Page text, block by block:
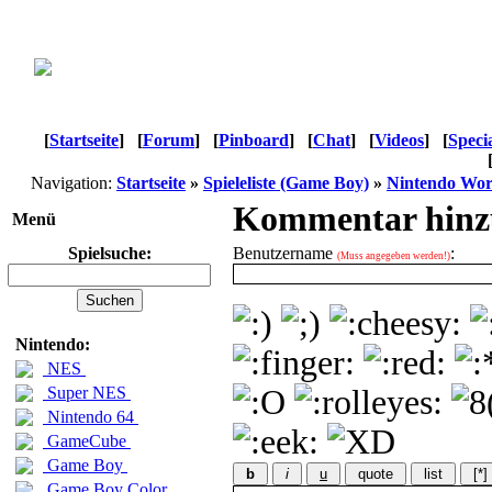
[Startseite] [Forum] [Pinboard] [Chat] [Videos] [
[
Navigation: Startseite » Spieleliste (Game Boy) » Nintendo
Menü
Kommentar
Spielsuche:
Nintendo:
NES
Super NES
Nintendo 64
GameCube
Game Boy
Benutzername (Muss angegeben werden!):
b i u quote list [*]